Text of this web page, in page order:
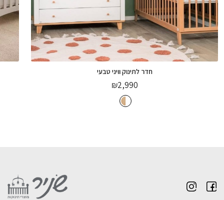
הוספה לסל
חדר לתינוק וויני טבעי
₪2,990